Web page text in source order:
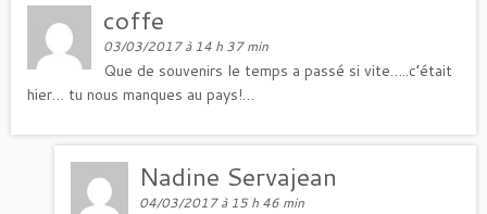
coffe
03/03/2017 à 14 h 37 min
Que de souvenirs le temps a passé si vite…..c’était
hier… tu nous manques au pays!…
Nadine Servajean
04/03/2017 à 15 h 46 min